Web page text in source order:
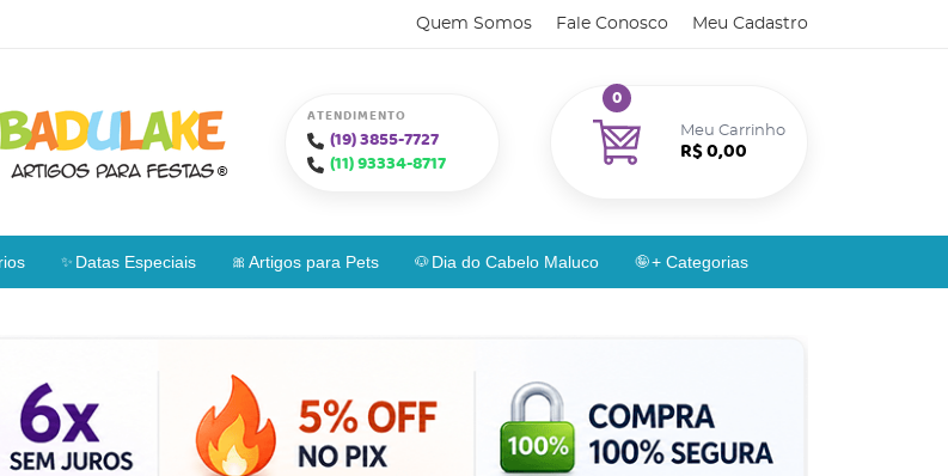
Quem Somos Fale Conosco Meu Cadastro
ATENDIMENTO
(19)3855-7727
(11)93334-8717
Meu Carrinho
0
R$ 0,00
Datas Especiais Artigos para Pets Dia do Cabelo Maluco + Categorias